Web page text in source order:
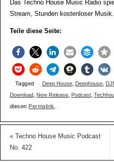
Das Techno House Music Radio
Stream, Stunden kostenloser Musik.
Teile diese Seite:
Tagged Deep House, Deephouse,
Download, New Release, Podcast,
diesen Permalink
«Techno House Music Podcast
No. 422